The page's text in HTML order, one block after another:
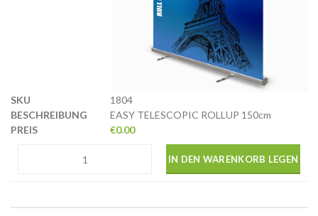
1804
EASY TELESCOPIC ROLLUP 150cm
€0.00
IN DEN WARENKORB LEGEN